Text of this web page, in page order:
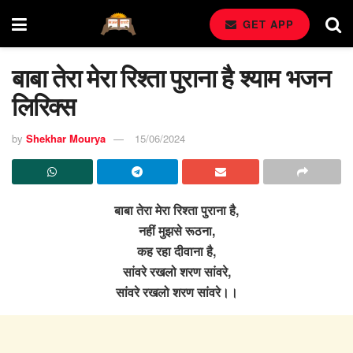
GET APP
बाबा तेरा मेरा रिश्ता पुराना है श्याम भजन
लिरिक्स
by Shekhar Mourya 15/06/2024
बाबा तेरा मेरा रिश्ता पुराना है,
नहीं मुझसे रूठना,
कह रहा दीवाना है,
सांवरे रखलो शरण सांवरे,
सांवरे रखलो शरण सांवरे।।